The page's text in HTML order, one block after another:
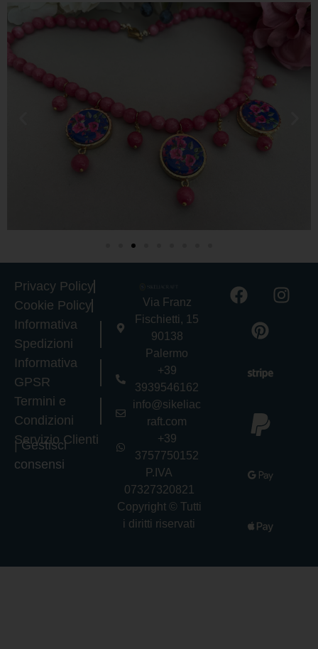
Privacy Policy
Cookie Policy
Informativa
Spedizioni
Informativa
GPSR
Termini e
Condizioni
Servizio Clienti
|Gestisci
consensi
Via Franz
Fischietti, 15
90138
Palermo
+39
3939546162
info@sikeliac
raft.com
+39
3757750152
P.IVA
07327320821
Copyright © Tutti
i diritti riservati